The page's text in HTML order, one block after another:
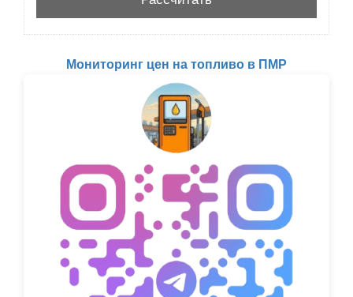
Мониторинг цен на топливо в ПМР